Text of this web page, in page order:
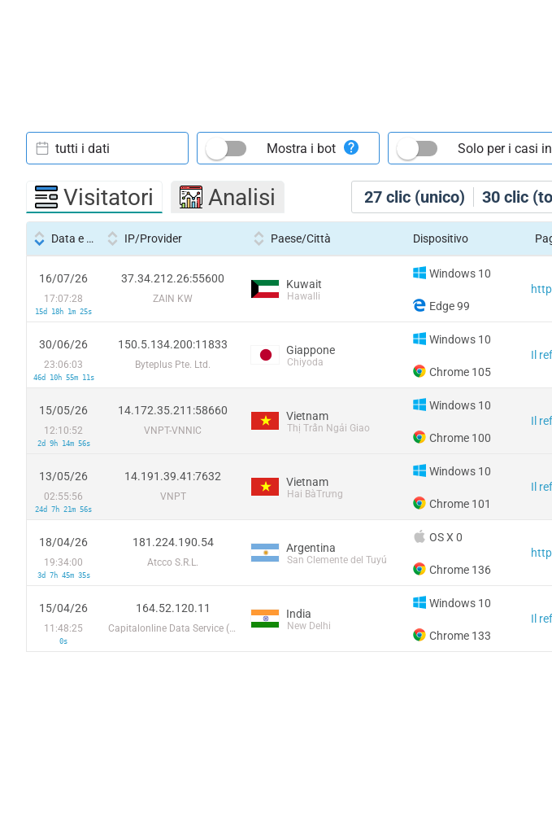
27 clic (unico) 30 clic
tutti i dati Mostra i bot Solo per i casi
Visitatori Analisi
Data e ora IP/Provider Paese/Città Dispositivo
16/07/26
17:07:28
15d 18h 1m 25s
37.34.212.26:55600
ZAIN KW
Kuwait
Hawalli
Windows 10
Edge 99
30/06/26
23:06:03
46d 10h 55m 11s
150.5.134.200:11833
Byteplus Pte. Ltd.
Giappone
Chiyoda
Windows 10
Chrome 105
Il
15/05/26
12:10:52
2d 9h 14m 56s
14.172.35.211:58660
VNPT-VNNIC
Vietnam
Thị Trấn Ngải Giao
Windows 10
Chrome 100
Il
13/05/26
02:55:56
24d 7h 21m 56s
14.191.39.41:7632
VNPT
Vietnam
Hai BàTrưng
Windows 10
Chrome 101
Il
18/04/26
19:34:00
3d 7h 45m 35s
181.224.190.54
Atcco S.R.L.
Argentina
San Clemente del Tuyú
OS X 0
Chrome 136
15/04/26
11:48:25
0s
164.52.120.11
Capitalonline Data Service (HK) Co
India
New Delhi
Windows 10
Chrome 133
Il